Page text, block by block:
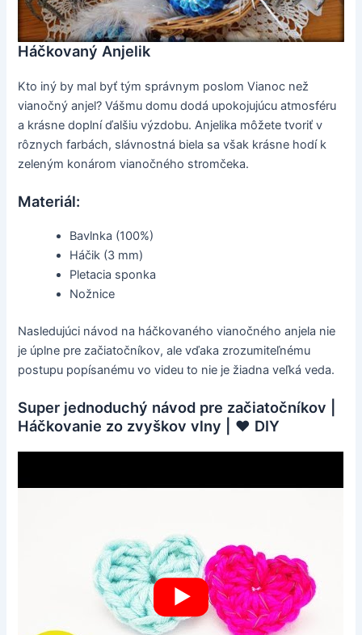
Háčkovaný Anjelik
Kto iný by mal byť tým správnym poslom Vianoc než
vianočný anjel? Vášmu domu dodá upokojujúcu atmosféru
a krásne doplní ďalšiu výzdobu. Anjelika môžete tvoriť v
rôznych farbách, slávnostná biela sa však krásne hodí k
zeleným konárom vianočného stromčeka.
Materiál:
Bavlnka (100%)
Háčik (3 mm)
Pletacia sponka
Nožnice
Nasledujúci návod na háčkovaného vianočného anjela nie
je úplne pre začiatočníkov, ale vďaka zrozumiteľnému
postupu popísanému vo videu to nie je žiadna veľká veda.
Super jednoduchý návod pre začiatočníkov |
Háčkovanie zo zvyškov vlny | ♥ DIY